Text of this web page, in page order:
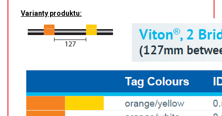
MIKROVLNNÝ ROZKLAD
TLAKOVÉ AUTOKLÁVY
Varianty produktu: